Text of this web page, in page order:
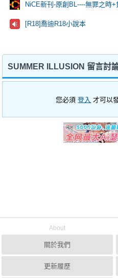
NiCE新刊-原創BL----無罪之時
[R18]喬迪R18小說本
SUMMER ILLUSION 留言討
您必須登入 才可以
About
關於我們
更新履歷